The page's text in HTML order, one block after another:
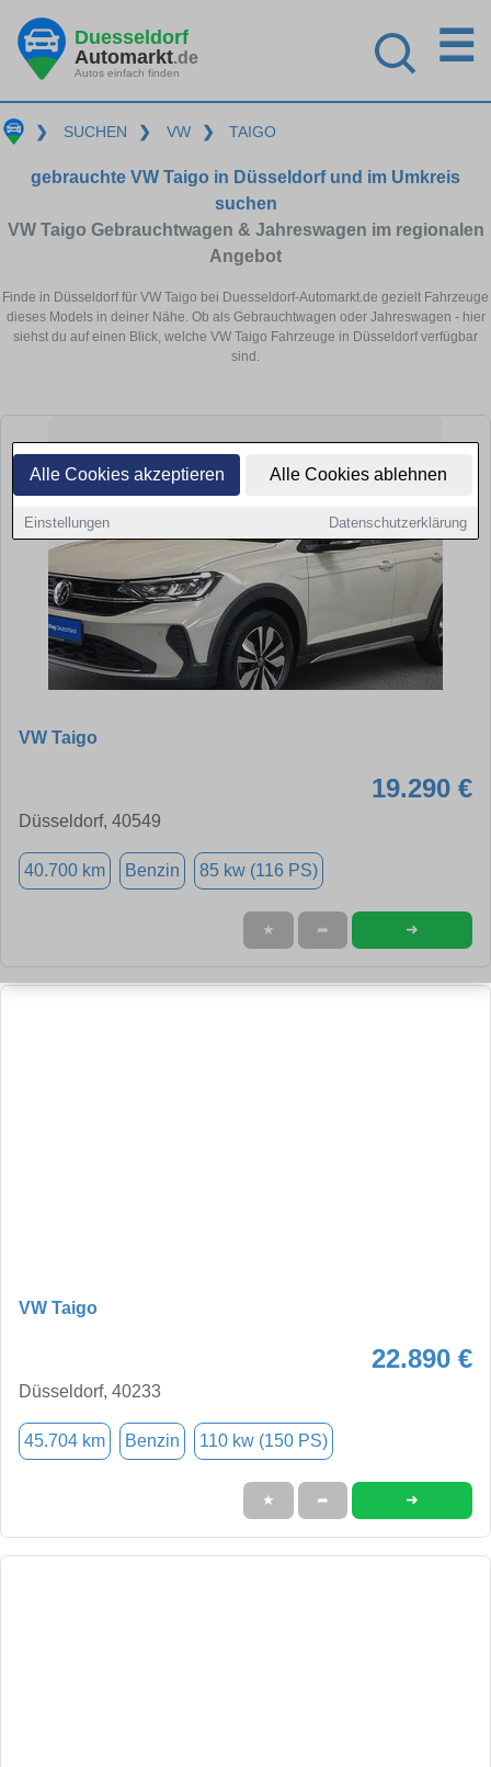
Alle Cookies akzeptieren Alle Cookies ablehnen
Einstellungen Datenschutzerklärung
Duesseldorf
Automarkt.de
Autos einfach finden
☰
❯ SUCHEN ❯ VW ❯ TAIGO
gebrauchte VW Taigo in Düsseldorf und im Umkreis
suchen
VW Taigo Gebrauchtwagen & Jahreswagen im regionalen
Angebot
Finde in Düsseldorf für VW Taigo bei Duesseldorf-Automarkt.de gezielt Fahrzeuge
dieses Models in deiner Nähe. Ob als Gebrauchtwagen oder Jahreswagen - hier
siehst du auf einen Blick, welche VW Taigo Fahrzeuge in Düsseldorf verfügbar
sind.
VW Taigo
19.290 €
Düsseldorf, 40549
40.700 km Benzin 85 kw (116 PS)
★ ➦ ➜
VW Taigo
22.890 €
Düsseldorf, 40233
45.704 km Benzin 110 kw (150 PS)
★ ➦ ➜